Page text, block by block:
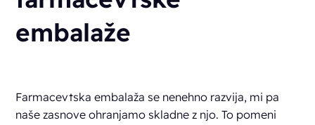
embalaže
Farmacevtska embalaža se nenehno razvija, mi pa
naše zasnove ohranjamo skladne z njo. To pomeni